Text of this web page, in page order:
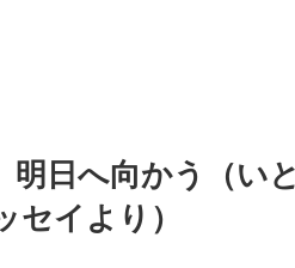
明日へ向かう（い
セイより）